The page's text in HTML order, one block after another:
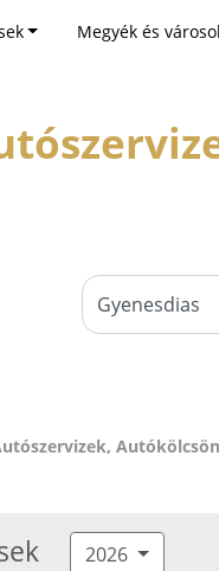
Megyék és
2026